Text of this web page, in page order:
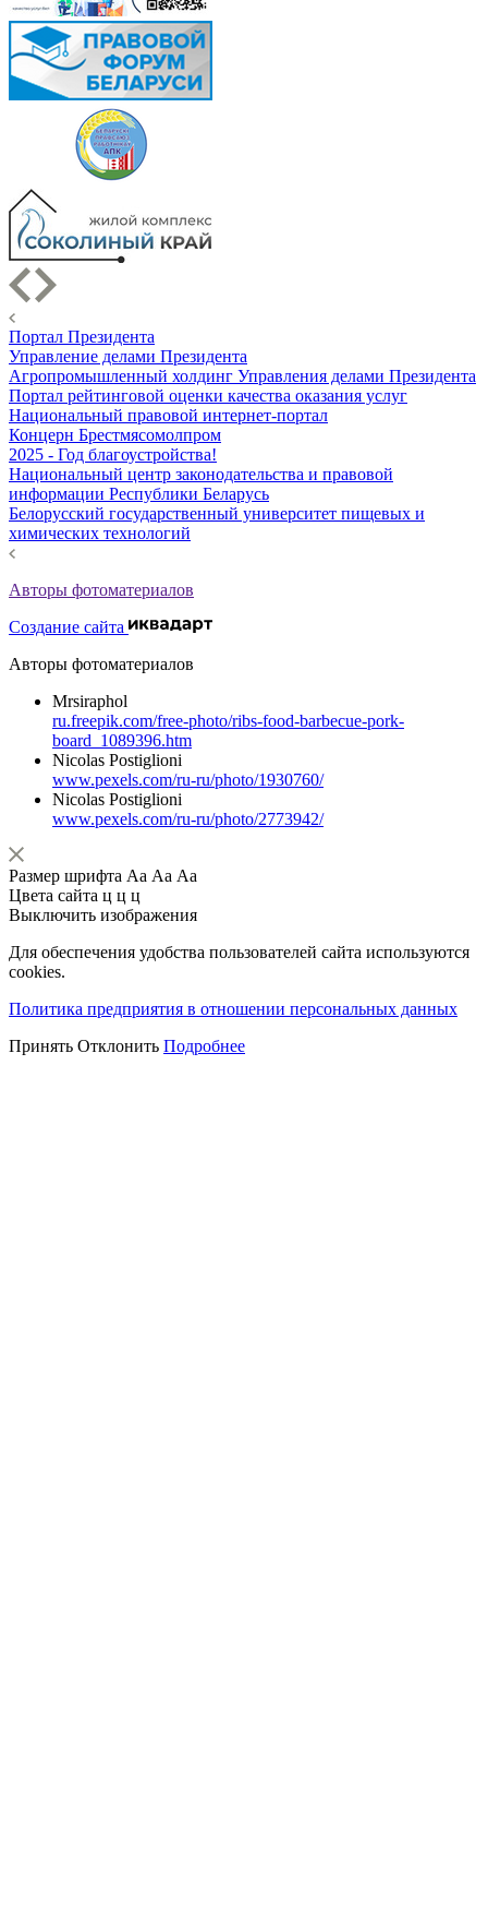
Портал Президента
Управление делами Президента
Агропромышленный холдинг Управления делами Президента
Портал рейтинговой оценки качества оказания услуг
Национальный правовой интернет-портал
Концерн Брестмясомолпром
2025 - Год благоустройства!
Национальный центр законодательства и правовой
информации Республики Беларусь
Белорусский государственный университет пищевых и
химических технологий
Авторы фотоматериалов
Создание сайта
Авторы фотоматериалов
Mrsiraphol
ru.freepik.com/free-photo/ribs-food-barbecue-pork-
board_1089396.htm
Nicolas Postiglioni
www.pexels.com/ru-ru/photo/1930760/
Nicolas Postiglioni
www.pexels.com/ru-ru/photo/2773942/
Размер шрифта Аа Аа Аа
Цвета сайта ц ц ц
Выключить изображения
Для обеспечения удобства пользователей сайта используются
cookies.
Политика предприятия в отношении персональных данных
Принять Отклонить Подробнее